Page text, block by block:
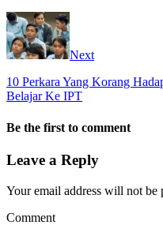
Next
10 Perkara Yang Korang
Belajar Ke IPT
Be the first to comment
Leave a Reply
Your email address will not be
Comment